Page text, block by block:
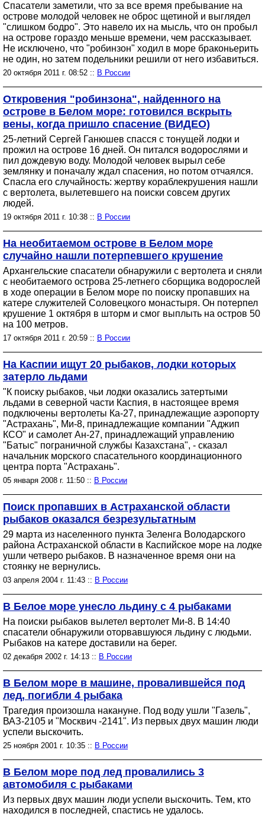
Спасатели заметили, что за все время пребывание на
острове молодой человек не оброс щетиной и выглядел
"слишком бодро". Это навело их на мысль, что он пробыл
на острове гораздо меньше времени, чем рассказывает.
Не исключено, что "робинзон" ходил в море браконьерить
не один, но затем подельники решили от него избавиться.
20 октября 2011 г. 08:52 :: В России
Откровения "робинзона", найденного на
острове в Белом море: готовился вскрыть
вены, когда пришло спасение (ВИДЕО)
25-летний Сергей Ганюшев спасся с тонущей лодки и
прожил на острове 16 дней. Он питался водорослями и
пил дождевую воду. Молодой человек вырыл себе
землянку и поначалу ждал спасения, но потом отчаялся.
Спасла его случайность: жертву кораблекрушения нашли
с вертолета, вылетевшего на поиски совсем других
людей.
19 октября 2011 г. 10:38 :: В России
На необитаемом острове в Белом море
случайно нашли потерпевшего крушение
Архангельские спасатели обнаружили с вертолета и сняли
с необитаемого острова 25-летнего сборщика водорослей
в ходе операции в Белом море по поиску пропавших на
катере служителей Соловецкого монастыря. Он потерпел
крушение 1 октября в шторм и смог выплыть на остров 50
на 100 метров.
17 октября 2011 г. 20:59 :: В России
На Каспии ищут 20 рыбаков, лодки которых
затерло льдами
"К поиску рыбаков, чьи лодки оказались затертыми
льдами в северной части Каспия, в настоящее время
подключены вертолеты Ка-27, принадлежащие аэропорту
"Астрахань", Ми-8, принадлежащие компании "Аджип
КСО" и самолет Ан-27, принадлежащий управлению
"Батыс" пограничной службы Казахстана", - сказал
начальник морского спасательного координационного
центра порта "Астрахань".
05 января 2008 г. 11:50 :: В России
Поиск пропавших в Астраханской области
рыбаков оказался безрезультатным
29 марта из населенного пункта Зеленга Володарского
района Астраханской области в Каспийское море на лодке
ушли четверо рыбаков. В назначенное время они на
стоянку не вернулись.
03 апреля 2004 г. 11:43 :: В России
В Белое море унесло льдину с 4 рыбаками
На поиски рыбаков вылетел вертолет Ми-8. В 14:40
спасатели обнаружили оторвавшуюся льдину с людьми.
Рыбаков на катере доставили на берег.
02 декабря 2002 г. 14:13 :: В России
В Белом море в машине, провалившейся под
лед, погибли 4 рыбака
Трагедия произошла накануне. Под воду ушли "Газель",
ВАЗ-2105 и "Москвич -2141". Из первых двух машин люди
успели выскочить.
25 ноября 2001 г. 10:35 :: В России
В Белом море под лед провалились 3
автомобиля с рыбаками
Из первых двух машин люди успели выскочить. Тем, кто
находился в последней, спастись не удалось.